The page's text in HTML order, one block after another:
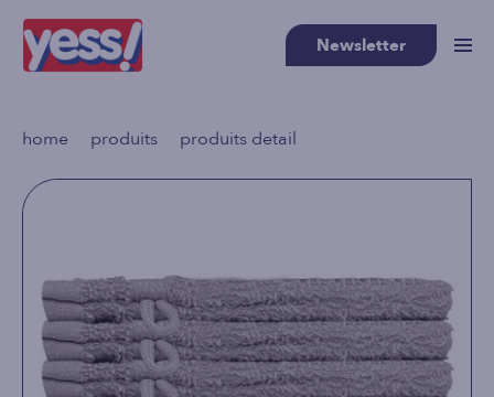
Newsletter
home produits produits detail